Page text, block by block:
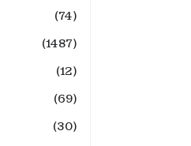
(74)
(1487)
(12)
(69)
(30)